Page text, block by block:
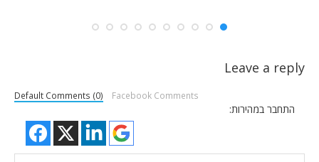
Leave a reply
Default Comments (0) Facebook Comments
התחבר במהירות: